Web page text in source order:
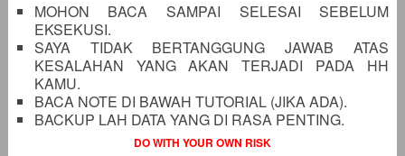
MOHON BACA SAMPAI SELESAI SEBELUM
EKSEKUSI.
SAYA TIDAK BERTANGGUNG JAWAB ATAS
KESALAHAN YANG AKAN TERJADI PADA HH
KAMU.
BACA NOTE DI BAWAH TUTORIAL (JIKA ADA).
BACKUP LAH DATA YANG DI RASA PENTING.
DO WITH YOUR OWN RISK